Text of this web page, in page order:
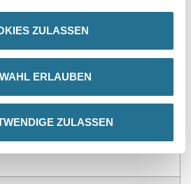
ZULASSEN
ERLAUBEN
ZULASSEN
DIN 4108-10
λ = 0,034 W/(mK)